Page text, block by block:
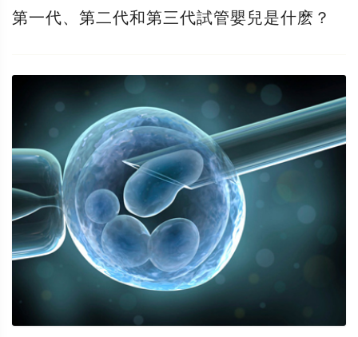
第一代、第二代和第三代試管嬰兒是什麽？